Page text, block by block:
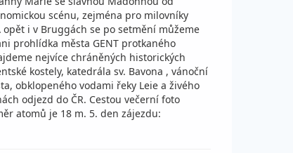
scénu, zejména pro milovníky
i v Bruggách se po setmění můžeme
prohlídka města GENT protkaného
nejvíce chráněných historických
kostely, katedrála sv. Bavona , vánoční
obklopeného vodami řeky Leie a živého
odjezd do ČR. Cestou večerní foto
atomů je 18 m. 5. den zájezdu: